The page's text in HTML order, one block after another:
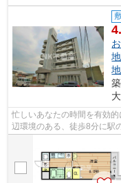
忙しいあなたの時間を有効
辺環境のある、徒歩8分に駅